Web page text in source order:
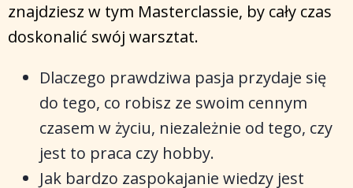
znajdziesz w tym Masterclassie, by cały czas
doskonalić swój warsztat.
Dlaczego prawdziwa pasja przydaje się
do tego, co robisz ze swoim cennym
czasem w życiu, niezależnie od tego, czy
jest to praca czy hobby.
Jak bardzo zaspokajanie wiedzy jest